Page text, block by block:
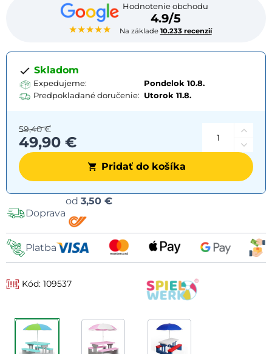
★★★★★
Hodnotenie obchodu
4.9/5
Na základe 10.233 recenzií
Skladom
Expedujeme:
Pondelok 10.8.
Predpokladané doručenie: Utorok 11.8.
49,90 €
59,40 €
Pridať do košíka
Doprava
od 3,50 €
Platba
Kód: 109537